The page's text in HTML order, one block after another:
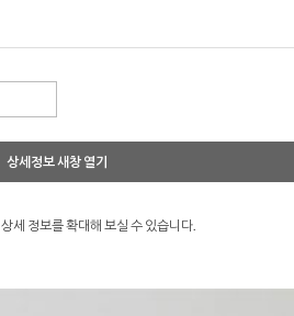
상세정보 새창 열기
상세 정보를 확대해 보실 수 있습니다.